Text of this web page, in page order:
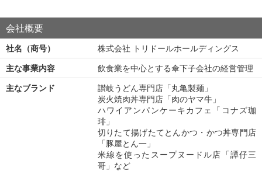
会社概要
社名（商号）
株式会社 トリドールホールディングス
主な事業内容
飲食業を中心とする傘下子会社の経営管理
主なブランド
讃岐うどん専門店「丸亀製麺」
炭火焼肉丼専門店「肉のヤマ牛」
ハワイアンパンケーキカフェ「コナズ珈
琲」
切りたて揚げたてとんかつ・かつ丼専門店
「豚屋とん一」
米線を使ったスープヌードル店「譚仔三
哥」など